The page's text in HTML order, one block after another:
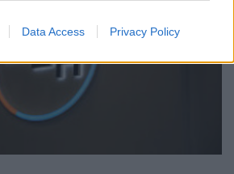
Data Access Privacy Policy